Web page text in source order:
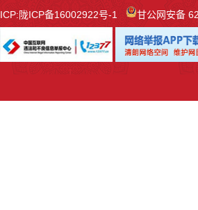
ICP:陇ICP备16002922号-1 甘公网安备